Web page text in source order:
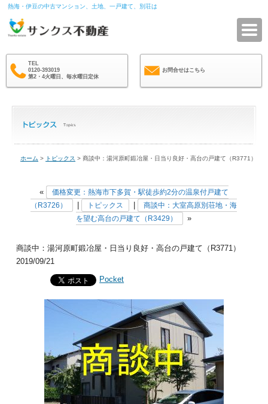
熱海・伊豆の中古マンション、土地、一戸建て、別荘は
TEL
0120-393019
第2・4火曜日、毎水曜日定休
お問合せはこちら
ホーム > トピックス > 商談中：湯河原町鍛冶屋・日当り良好・高台の戸建て（R3771）
«
価格変更：熱海市下多賀・駅徒歩約2分の温泉付戸建て
（R3726）
トピックス
商談中：大室高原別荘地・海
を望む高台の戸建て（R3429）
»
商談中：湯河原町鍛冶屋・日当り良好・高台の戸建て（R3771）
2019/09/21
Pocket